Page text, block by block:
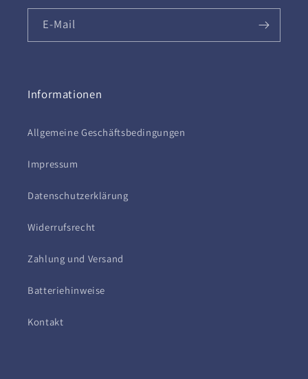
E-Mail
Informationen
Allgemeine Geschäftsbedingungen
Impressum
Datenschutzerklärung
Widerrufsrecht
Zahlung und Versand
Batteriehinweise
Kontakt